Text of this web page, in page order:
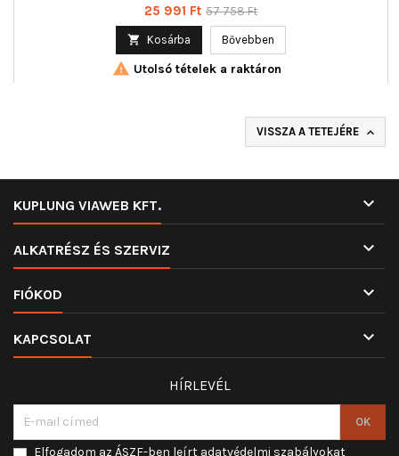
Ár
25 991 Ft Normál
57 758 Ft
 Kosárba Bővebben
 Utolsó tételek a raktáron
VISSZA A TETEJÉRE 
KUPLUNG VIAWEB KFT. 
ALKATRÉSZ ÉS SZERVIZ 
FIÓKOD 
KAPCSOLAT 
HÍRLEVÉL
Elfogadom az ÁSZF-ben leírt adatvédelmi szabályokat